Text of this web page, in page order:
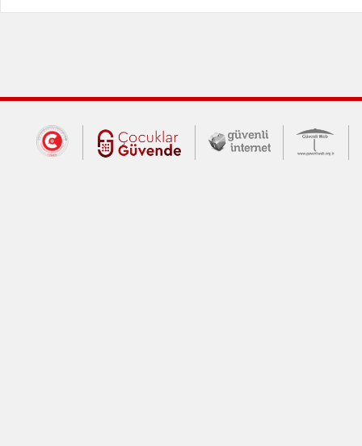
Dış Bağlantılar
Cumhurbaşkanlığı İletişim Merkezi
Çocuklar Güvende (yeni
Güvenli